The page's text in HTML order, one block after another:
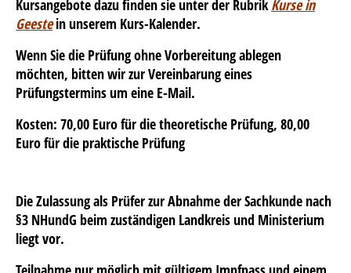
Kursangebote dazu finden sie unter der Rubrik Kurse in
Geestein unserem Kurs-Kalender.
Wenn Sie die Prüfung ohne Vorbereitung ablegen
möchten, bitten wir zur Vereinbarung eines
Prüfungstermins um eine E-Mail.
Kosten: 70,00 Euro für die theoretische Prüfung, 80,00
Euro für die praktische Prüfung
Die Zulassung als Prüfer zur Abnahme der Sachkunde nach
§3 NHundG beim zuständigen Landkreis und Ministerium
liegt vor.